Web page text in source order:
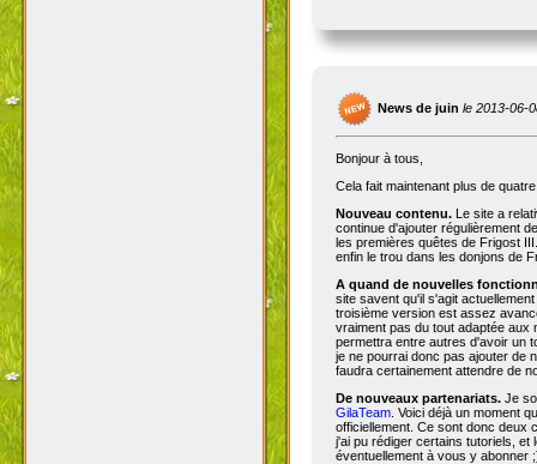
News de juin le 2013-06-
Bonjour à tous,
Cela fait maintenant plus de
Nouveau contenu. Le site a
continue d'ajouter régulièrement
les premières quêtes de Frigost
enfin le trou dans les donjons de
A quand de nouvelles
site savent qu'il s'agit
troisième version est assez
vraiment pas du tout adaptée aux
permettra entre autres d'avoir un
je ne pourrai donc pas ajouter de
faudra certainement attendre de
De nouveaux partenariats. Je
GilaTeam . Voici déjà un moment
officiellement. Ce sont donc deux
j'ai pu rédiger certains tutoriels,
éventuellement à vous y abonner